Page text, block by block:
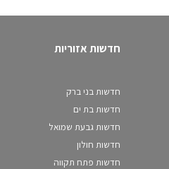
חדשות אזוריות
חדשות בני ברק
חדשות בת ים
חדשות גבעת שמואל
חדשות חולון
חדשות פתח תקווה